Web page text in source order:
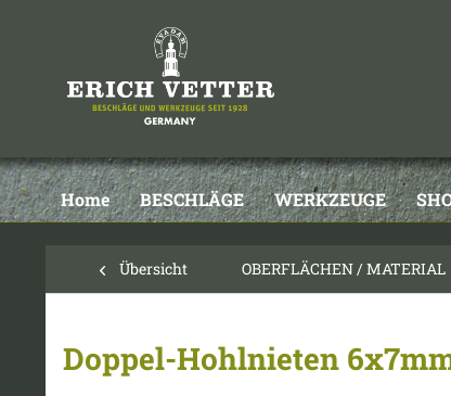
Home BESCHLÄGE WERKZEUGE
Übersicht OBERFLÄCHEN / MATERIAL
Doppel-Hohlnieten